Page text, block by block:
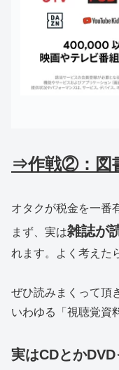
⇒作戦②：図
オタクが税金を一番
まず、実は雑誌が
れます。よく考えた
ぜひ読みまくって頂
いわゆる「視聴覚資
実はCDとか